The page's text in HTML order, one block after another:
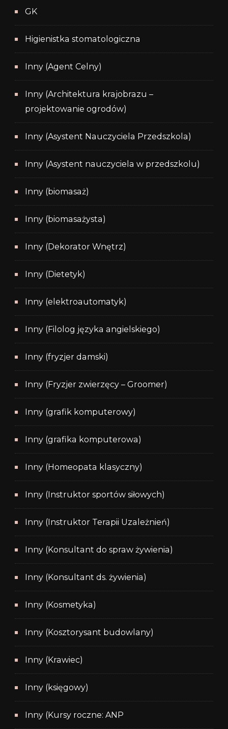
GK
Higienistka stomatologiczna
Inny (Agent Celny)
Inny (Architektura krajobrazu –
projektowanie ogrodów)
Inny (Asystent Nauczyciela Przedszkola)
Inny (Asystent nauczyciela w przedszkolu)
Inny (biomasaż)
Inny (biomasażysta)
Inny (Dekorator Wnętrz)
Inny (Dietetyk)
Inny (elektroautomatyk)
Inny (Filolog języka angielskiego)
Inny (fryzjer damski)
Inny (Fryzjer zwierzęcy – Groomer)
Inny (grafik komputerowy)
Inny (grafika komputerowa)
Inny (Homeopata klasyczny)
Inny (Instruktor sportów siłowych)
Inny (Instruktor Terapii Uzależnień)
Inny (Konsultant do spraw żywienia)
Inny (Konsultant ds. żywienia)
Inny (Kosmetyka)
Inny (Kosztorysant budowlany)
Inny (Krawiec)
Inny (księgowy)
Inny (Kursy roczne: ANP